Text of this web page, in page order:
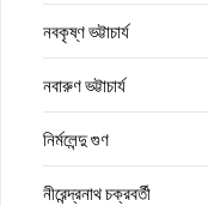
নবকৃষ্ণ ভট্টাচার্য
নবারুণ ভট্টাচার্য
নির্মলেন্দু গুণ
নীরেন্দ্রনাথ চক্রবর্তী